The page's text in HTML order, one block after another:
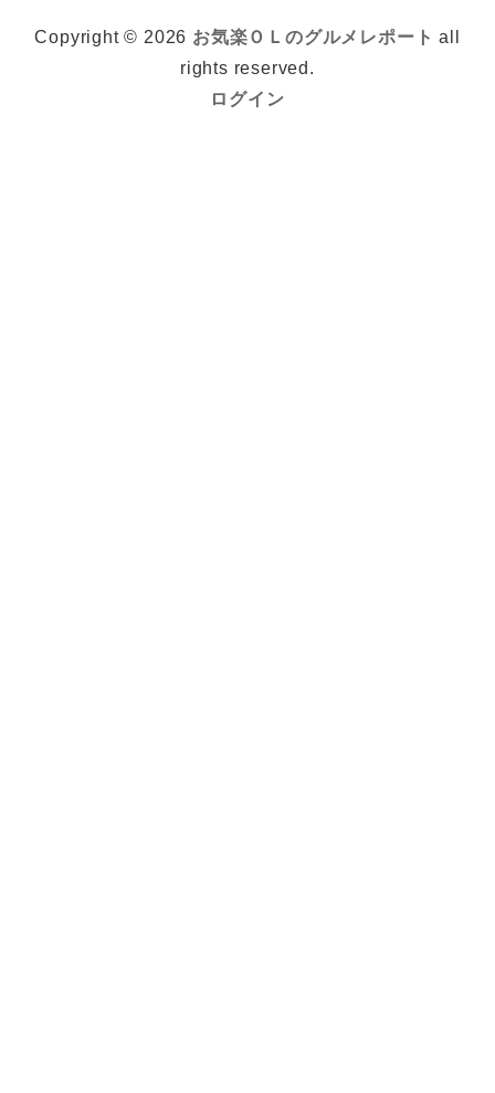
Copyright © 2026 お気楽ＯＬのグルメレポート all
rights reserved.
ログイン